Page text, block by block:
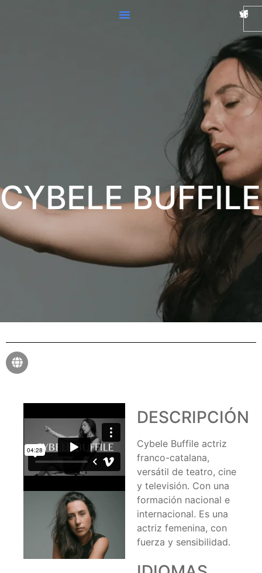
CYBELE BUFFILE
DESCRIPCIÓN
Cybele Buffile actriz
franco-catalana,
versátil de teatro, cine
y televisión. Con una
formación nacional e
internacional. Es una
actriz femenina, con
fuerza y sensibilidad.